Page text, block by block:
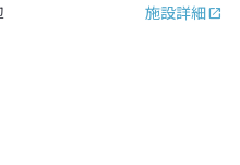
施設詳細